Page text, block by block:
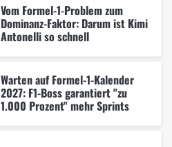
Vom Formel-1-Problem zum
Dominanz-Faktor: Darum ist Kimi
Antonelli so schnell
Warten auf Formel-1-Kalender
2027: F1-Boss garantiert "zu
1.000 Prozent" mehr Sprints